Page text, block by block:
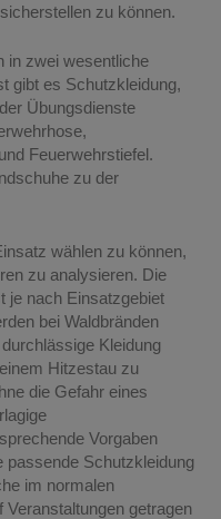
zu können.
in zwei wesentliche
gibt es Schutzkleidung,
Übungsdienste
Feuerwehrstiefel.
zu der
wählen zu können,
zu analysieren. Die
je nach Einsatzgebiet
bei Waldbränden
Kleidung
Hitzestau zu
die Gefahr eines
Vorgaben
passende Schutzkleidung
im normalen
Veranstaltungen getragen